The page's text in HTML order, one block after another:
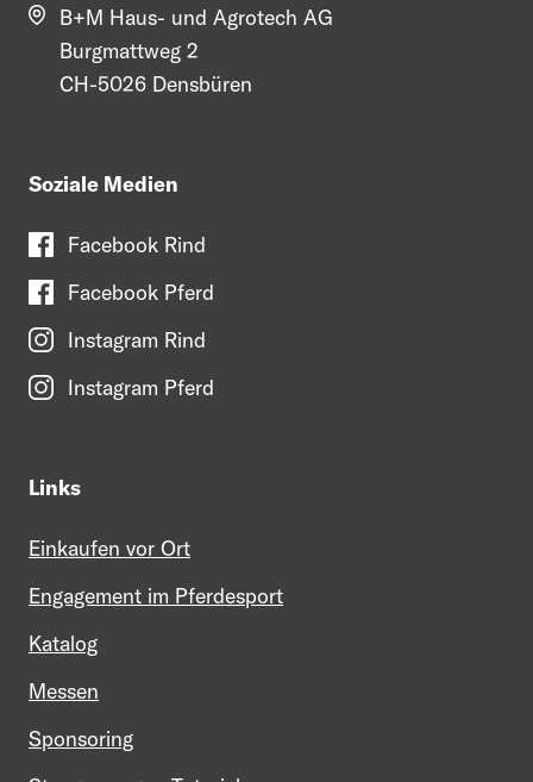
B+M Haus- und Agrotech AG
Burgmattweg 2
CH-5026 Densbüren
Soziale Medien
Facebook Rind
Facebook Pferd
Instagram Rind
Instagram Pferd
Links
Einkaufen vor Ort
Engagement im Pferdesport
Katalog
Messen
Sponsoring